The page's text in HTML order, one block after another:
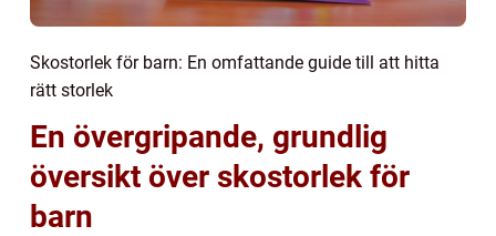
Skostorlek för barn: En omfattande guide till att hitta
rätt storlek
En övergripande, grundlig
översikt över skostorlek för
barn